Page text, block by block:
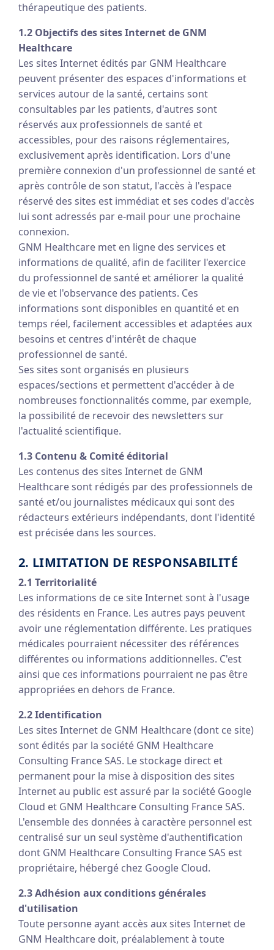
thérapeutique des patients.
1.2 Objectifs des sites Internet de GNM
Healthcare
Les sites Internet édités par GNM Healthcare
peuvent présenter des espaces d'informations et
services autour de la santé, certains sont
consultables par les patients, d'autres sont
réservés aux professionnels de santé et
accessibles, pour des raisons réglementaires,
exclusivement après identification. Lors d'une
première connexion d'un professionnel de santé et
après contrôle de son statut, l'accès à l'espace
réservé des sites est immédiat et ses codes d'accès
lui sont adressés par e-mail pour une prochaine
connexion.
GNM Healthcare met en ligne des services et
informations de qualité, afin de faciliter l'exercice
du professionnel de santé et améliorer la qualité
de vie et l'observance des patients. Ces
informations sont disponibles en quantité et en
temps réel, facilement accessibles et adaptées aux
besoins et centres d'intérêt de chaque
professionnel de santé.
Ses sites sont organisés en plusieurs
espaces/sections et permettent d'accéder à de
nombreuses fonctionnalités comme, par exemple,
la possibilité de recevoir des newsletters sur
l'actualité scientifique.
1.3 Contenu & Comité éditorial
Les contenus des sites Internet de GNM
Healthcare sont rédigés par des professionnels de
santé et/ou journalistes médicaux qui sont des
rédacteurs extérieurs indépendants, dont l'identité
est précisée dans les sources.
2. LIMITATION DE RESPONSABILITÉ
2.1 Territorialité
Les informations de ce site Internet sont à l'usage
des résidents en France. Les autres pays peuvent
avoir une réglementation différente. Les pratiques
médicales pourraient nécessiter des références
différentes ou informations additionnelles. C'est
ainsi que ces informations pourraient ne pas être
appropriées en dehors de France.
2.2 Identification
Les sites Internet de GNM Healthcare (dont ce site)
sont édités par la société GNM Healthcare
Consulting France SAS. Le stockage direct et
permanent pour la mise à disposition des sites
Internet au public est assuré par la société Google
Cloud et GNM Healthcare Consulting France SAS.
L'ensemble des données à caractère personnel est
centralisé sur un seul système d'authentification
dont GNM Healthcare Consulting France SAS est
propriétaire, hébergé chez Google Cloud.
2.3 Adhésion aux conditions générales
d'utilisation
Toute personne ayant accès aux sites Internet de
GNM Healthcare doit, préalablement à toute